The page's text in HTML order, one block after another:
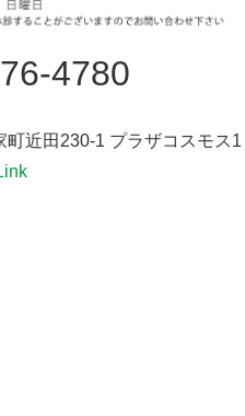
4780
近田230-1 プラザコスモス1